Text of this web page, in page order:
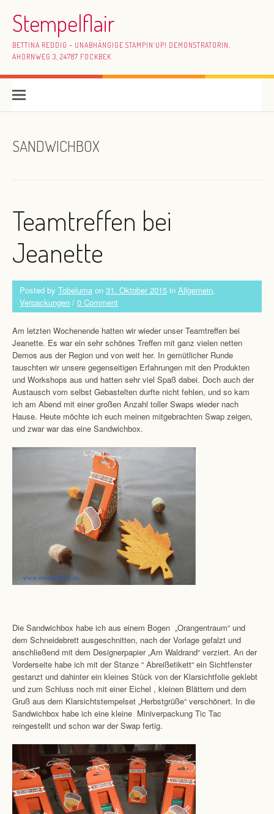
Stempelflair
BETTINA REDDIG – UNABHÄNGIGE STAMPIN`UP! DEMONSTRATORIN,
AHORNWEG 3, 24787 FOCKBEK
SANDWICHBOX
Teamtreffen bei
Jeanette
Posted by Tobeluma on 31. Oktober 2015 in Allgemein,
Verpackungen / 0 Comment
Am letzten Wochenende hatten wir wieder unser Teamtreffen bei
Jeanette. Es war ein sehr schönes Treffen mit ganz vielen netten
Demos aus der Region und von weit her. In gemütlicher Runde
tauschten wir unsere gegenseitigen Erfahrungen mit den Produkten
und Workshops aus und hatten sehr viel Spaß dabei. Doch auch der
Austausch vom selbst Gebastelten durfte nicht fehlen, und so kam
ich am Abend mit einer großen Anzahl toller Swaps wieder nach
Hause. Heute möchte ich euch meinen mitgebrachten Swap zeigen,
und zwar war das eine Sandwichbox.
Die Sandwichbox habe ich aus einem Bogen „Orangentraum“ und
dem Schneidebrett ausgeschnitten, nach der Vorlage gefalzt und
anschließend mit dem Designerpapier „Am Waldrand“ verziert. An der
Vorderseite habe ich mit der Stanze “ Abreißetikett“ ein Sichtfenster
gestanzt und dahinter ein kleines Stück von der Klarsichtfolie geklebt
und zum Schluss noch mit einer Eichel , kleinen Blättern und dem
Gruß aus dem Klarsichtstempelset „Herbstgrüße“ verschönert. In die
Sandwichbox habe ich eine kleine Miniverpackung Tic Tac
reingestellt und schon war der Swap fertig.